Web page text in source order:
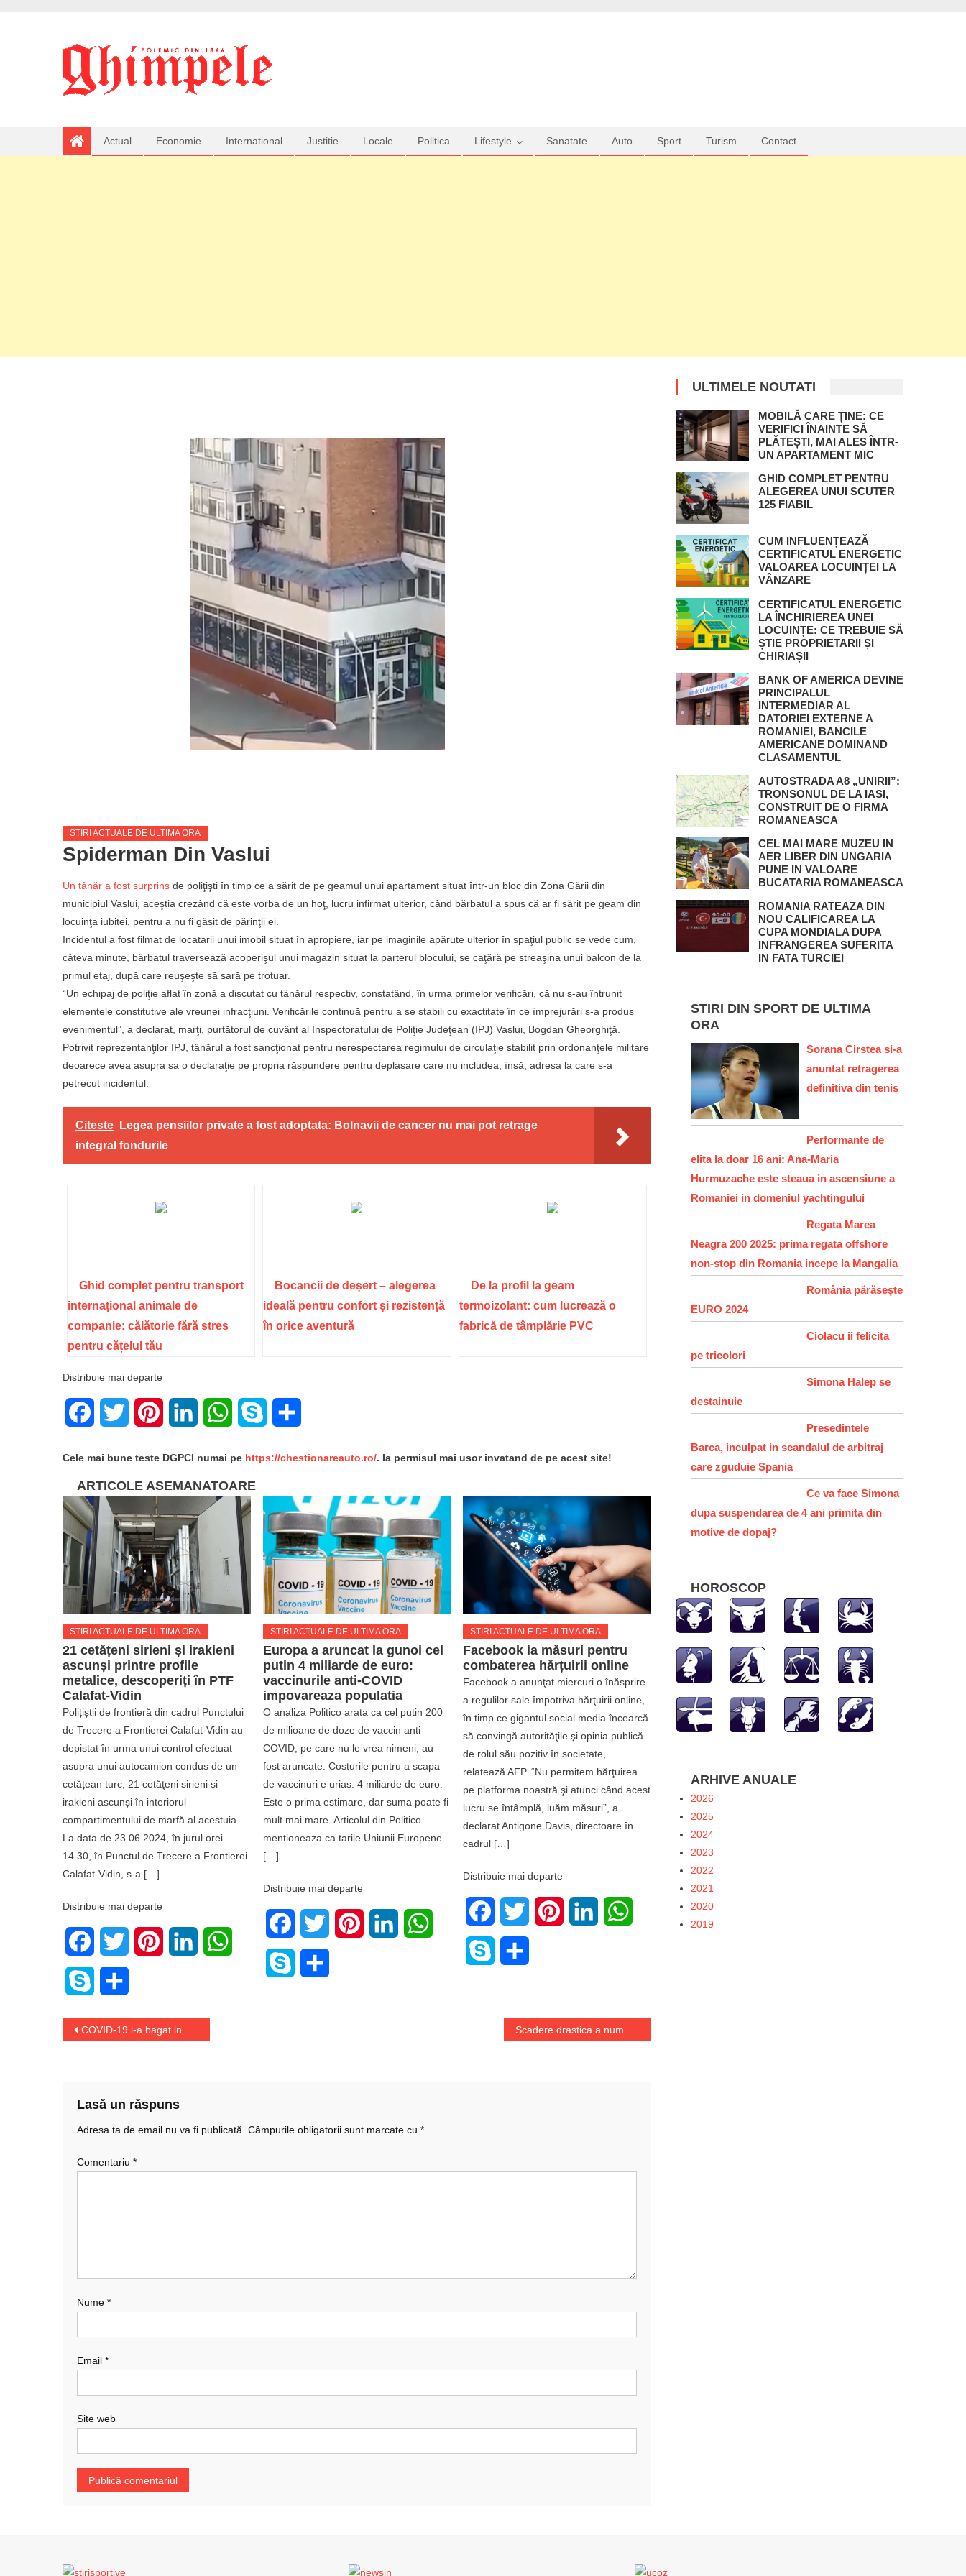
Actual Economie International Justitie Locale Politica Lifestyle Sanatate Auto Sport Turism Contact
STIRI ACTUALE DE ULTIMA ORA
Spiderman Din Vaslui
Un tânăr a fost surprins de poliţişti în timp ce a sărit de pe geamul unui apartament situat într-un bloc din Zona Gării din
municipiul Vaslui, aceştia crezând că este vorba de un hoţ, lucru infirmat ulterior, când bărbatul a spus că ar fi sărit pe geam din
locuinţa iubitei, pentru a nu fi găsit de părinţii ei.
Incidentul a fost filmat de locatarii unui imobil situat în apropiere, iar pe imaginile apărute ulterior în spaţiul public se vede cum,
câteva minute, bărbatul traversează acoperişul unui magazin situat la parterul blocului, se caţără pe streaşina unui balcon de la
primul etaj, după care reuşeşte să sară pe trotuar.
“Un echipaj de poliţie aflat în zonă a discutat cu tânărul respectiv, constatând, în urma primelor verificări, că nu s-au întrunit
elementele constitutive ale vreunei infracţiuni. Verificările continuă pentru a se stabili cu exactitate în ce împrejurări s-a produs
evenimentul”, a declarat, marţi, purtătorul de cuvânt al Inspectoratului de Poliţie Judeţean (IPJ) Vaslui, Bogdan Gheorghiţă.
Potrivit reprezentanţilor IPJ, tânărul a fost sancţionat pentru nerespectarea regimului de circulaţie stabilit prin ordonanţele militare
deoarece avea asupra sa o declaraţie pe propria răspundere pentru deplasare care nu includea, însă, adresa la care s-a
petrecut incidentul.
Citeste
Legea pensiilor private a fost adoptata: Bolnavii de cancer nu mai pot retrage
integral fondurile
Ghid complet pentru transport
internațional animale de
companie: călătorie fără stres
pentru cățelul tău
Bocancii de deșert – alegerea
ideală pentru confort și rezistență
în orice aventură
De la profil la geam
termoizolant: cum lucrează o
fabrică de tâmplărie PVC
Distribuie mai departe
FacebookTwitter PinterestLinkedIn WhatsAppSkype
Cele mai bune teste DGPCI numai pe https://chestionareauto.ro/. Ia permisul mai usor invatand de pe acest site!
ARTICOLE ASEMANATOARE
STIRI ACTUALE DE ULTIMA ORA
21 cetățeni sirieni și irakieni
ascunși printre profile
metalice, descoperiți în PTF
Calafat-Vidin
Polițiștii de frontieră din cadrul Punctului
de Trecere a Frontierei Calafat-Vidin au
depistat în urma unui control efectuat
asupra unui autocamion condus de un
cetățean turc, 21 cetăţeni sirieni și
irakieni ascunși în interiorul
compartimentului de marfă al acestuia.
La data de 23.06.2024, în jurul orei
14.30, în Punctul de Trecere a Frontierei
Calafat-Vidin, s-a […]
Distribuie mai departe
FacebookTwitter PinterestLinkedIn WhatsApp
Skype
STIRI ACTUALE DE ULTIMA ORA
Europa a aruncat la gunoi cel
putin 4 miliarde de euro:
vaccinurile anti-COVID
impovareaza populatia
O analiza Politico arata ca cel putin 200
de milioane de doze de vaccin anti-
COVID, pe care nu le vrea nimeni, au
fost aruncate. Costurile pentru a scapa
de vaccinuri e urias: 4 miliarde de euro.
Este o prima estimare, dar suma poate fi
mult mai mare. Articolul din Politico
mentioneaza ca tarile Uniunii Europene
[…]
Distribuie mai departe
FacebookTwitter PinterestLinkedIn WhatsApp
Skype
STIRI ACTUALE DE ULTIMA ORA
Facebook ia măsuri pentru
combaterea hărțuirii online
Facebook a anunţat miercuri o înăsprire
a regulilor sale împotriva hărţuirii online,
în timp ce gigantul social media încearcă
să convingă autorităţile şi opinia publică
de rolul său pozitiv în societate,
relatează AFP. “Nu permitem hărţuirea
pe platforma noastră şi atunci când acest
lucru se întâmplă, luăm măsuri”, a
declarat Antigone Davis, directoare în
cadrul […]
Distribuie mai departe
FacebookTwitter PinterestLinkedIn WhatsApp
Skype
Navigare
COVID-19 l-a bagat in spital pe premierul Boris Johnson
Lasă un răspuns
Adresa ta de email nu va fi publicată. Câmpurile obligatorii sunt marcate cu *
Comentariu *
Nume *
Email *
Site web
ULTIMELE NOUTATI
MOBILĂ CARE ȚINE: CE
VERIFICI ÎNAINTE SĂ
PLĂTEȘTI, MAI ALES ÎNTR-
UN APARTAMENT MIC
GHID COMPLET PENTRU
ALEGEREA UNUI SCUTER
125 FIABIL
CUM INFLUENȚEAZĂ
CERTIFICATUL ENERGETIC
VALOAREA LOCUINȚEI LA
VÂNZARE
CERTIFICATUL ENERGETIC
LA ÎNCHIRIEREA UNEI
LOCUINȚE: CE TREBUIE SĂ
ȘTIE PROPRIETARII ȘI
CHIRIAȘII
BANK OF AMERICA DEVINE
PRINCIPALUL
INTERMEDIAR AL
DATORIEI EXTERNE A
ROMANIEI, BANCILE
AMERICANE DOMINAND
CLASAMENTUL
AUTOSTRADA A8 „UNIRII”:
TRONSONUL DE LA IASI,
CONSTRUIT DE O FIRMA
ROMANEASCA
CEL MAI MARE MUZEU IN
AER LIBER DIN UNGARIA
PUNE IN VALOARE
BUCATARIA ROMANEASCA
ROMANIA RATEAZA DIN
NOU CALIFICAREA LA
CUPA MONDIALA DUPA
INFRANGEREA SUFERITA
IN FATA TURCIEI
STIRI DIN SPORT DE ULTIMA
ORA
Sorana Cirstea si-a
anuntat retragerea
definitiva din tenis
Performante de
elita la doar 16 ani: Ana-Maria
Hurmuzache este steaua in ascensiune a
Romaniei in domeniul yachtingului
Regata Marea
Neagra 200 2025: prima regata offshore
non-stop din Romania incepe la Mangalia
România părăsește
EURO 2024
Ciolacu ii felicita
pe tricolori
Simona Halep se
destainuie
Presedintele
Barca, inculpat in scandalul de arbitraj
care zguduie Spania
Ce va face Simona
dupa suspendarea de 4 ani primita din
motive de dopaj?
HOROSCOP
ARHIVE ANUALE
2026
2025
2024
2023
2022
2021
2020
2019